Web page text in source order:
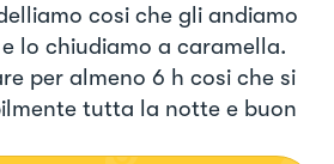
cosi che gli andiamo
lo chiudiamo a caramella.
per almeno 6 h cosi che si
tutta la notte e buon